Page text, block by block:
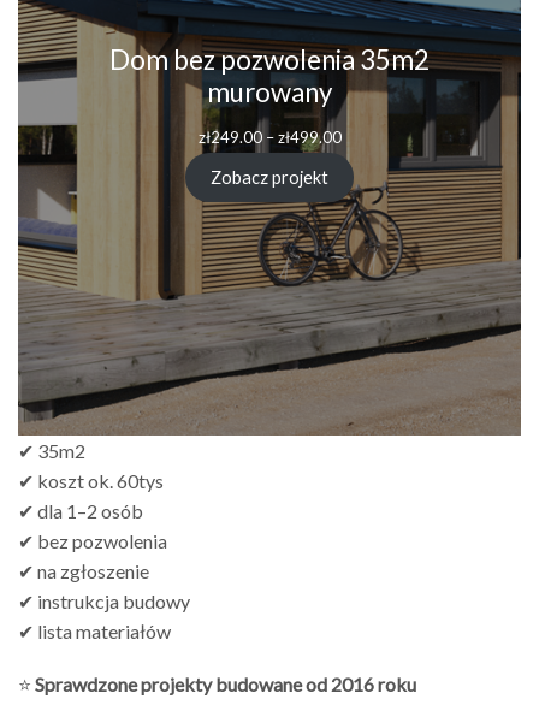
Dom bez pozwolenia 35m2
murowany
zł249.00 – zł499.00
Zobacz projekt
✔ 35m2
✔ koszt ok. 60tys
✔ dla 1–2 osób
✔ bez pozwolenia
✔ na zgłoszenie
✔ instrukcja budowy
✔ lista materiałów
⭐ Sprawdzone projekty budowane od 2016 roku